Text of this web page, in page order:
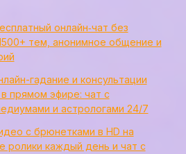
онлайн‑чат без
тем, анонимное общение и
гадание и консультации
прямом эфире: чат с
и астрологами 24/7
с брюнетками в HD на
ролики каждый день и чат с